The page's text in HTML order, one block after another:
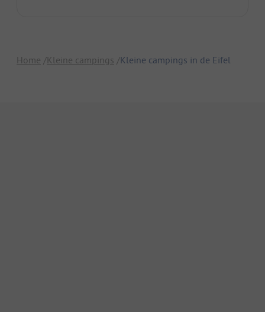
Home Kleine campings Kleine campings in de Eifel